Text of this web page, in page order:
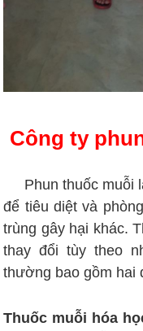
Công ty
Phun thuốc muỗi
để tiêu diệt và
trùng gây hại khác.
thay đổi tùy theo
thường bao gồm hai
Thuốc muỗi hóa